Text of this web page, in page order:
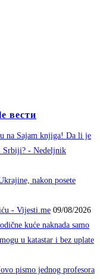
вести
na Sajam knjiga! Da li je
Srbiji? - Nedeljnik
nakon posete
- Vijesti.me 09/08/2026
kuće naknada samo
u katastar i bez uplate
pismo jednog profesora